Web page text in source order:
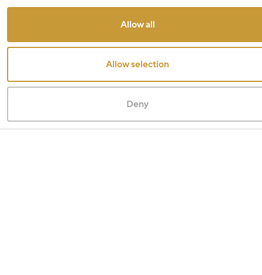
Allow all
Allow selection
Deny